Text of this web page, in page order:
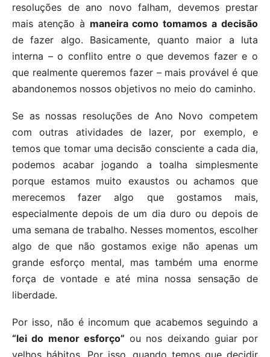
resoluções de ano novo falham, devemos prestar
mais atenção à maneira como tomamos a decisão
de fazer algo. Basicamente, quanto maior a luta
interna – o conflito entre o que devemos fazer e o
que realmente queremos fazer – mais provável é que
abandonemos nossos objetivos no meio do caminho.
Se as nossas resoluções de Ano Novo competem
com outras atividades de lazer, por exemplo, e
temos que tomar uma decisão consciente a cada dia,
podemos acabar jogando a toalha simplesmente
porque estamos muito exaustos ou achamos que
merecemos fazer algo que gostamos mais,
especialmente depois de um dia duro ou depois de
uma semana de trabalho. Nesses momentos, escolher
algo de que não gostamos exige não apenas um
grande esforço mental, mas também uma enorme
força de vontade e até mina nossa sensação de
liberdade.
Por isso, não é incomum que acabemos seguindo a
“lei do menor esforço” ou nos deixando guiar por
velhos hábitos. Por isso, quando temos que decidir